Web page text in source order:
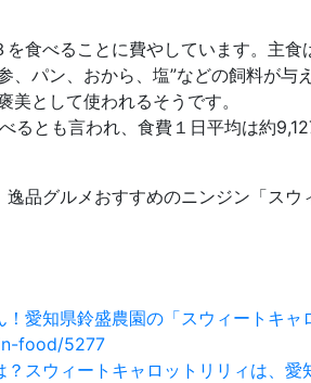
食べることに費やしています。主食
、パン、おから、塩”などの飼料が与
美として使われるそうです。
るとも言われ、食費１日平均は約
品グルメおすすめのニンジン「スウ
愛知県鈴盛農園の「スウィートキャ
food/5277
スウィートキャロットリリィは、